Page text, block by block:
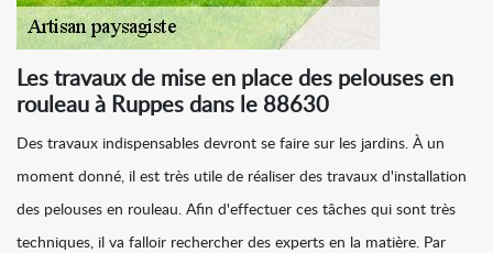
Les travaux de mise en place des pelouses en
rouleau à Ruppes dans le 88630
Des travaux indispensables devront se faire sur les jardins. À un
moment donné, il est très utile de réaliser des travaux d'installation
des pelouses en rouleau. Afin d'effectuer ces tâches qui sont très
techniques, il va falloir rechercher des experts en la matière. Par